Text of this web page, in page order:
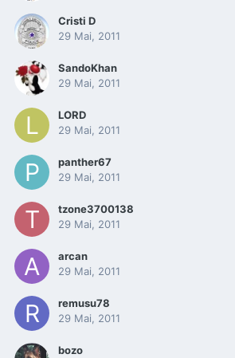
Cristi D
29 Mai, 2011
SandoKhan
29 Mai, 2011
LORD
29 Mai, 2011
panther67
29 Mai, 2011
tzone3700138
29 Mai, 2011
arcan
29 Mai, 2011
remusu78
29 Mai, 2011
bozo